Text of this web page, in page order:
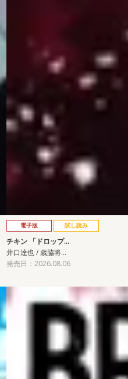
電子版 試し読み
チキン 「ドロップ…
井口達也 / 歳脇将…
発売日：2026.08.06